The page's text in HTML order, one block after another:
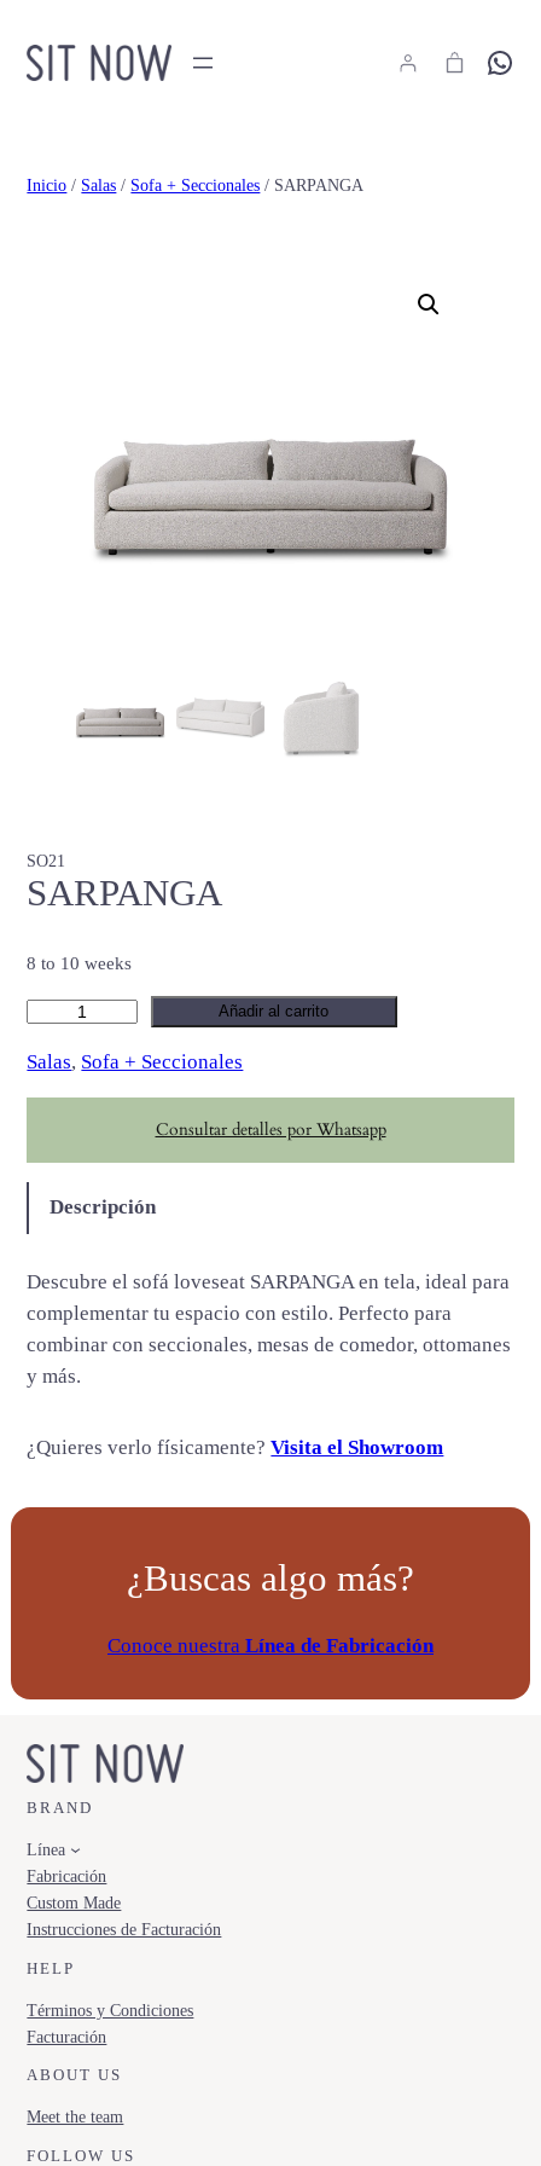
Hola
Inicio / Salas / Sofa + Seccionales / SARPANGA
SO21
SARPANGA
8 to 10 weeks
R
P
N
A
a
n
t
i
a
Añadir al carrito
Salas, Sofa + Seccionales
Consultar detalles por Whatsapp
Descripción
Descubre el sofá loveseat SARPANGA en tela, ideal para
complementar tu espacio con estilo. Perfecto para
combinar con seccionales, mesas de comedor, ottomanes
y más.
¿Quieres verlo físicamente?Visita el Showroom
¿Buscas algo más?
Conoce nuestra Línea de Fabricación
BRAND
Línea
Fabricación
Custom Made
Instrucciones de Facturación
HELP
Términos y Condiciones
Facturación
ABOUT US
Meet the team
FOLLOW US